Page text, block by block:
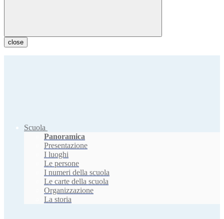
close
Scuola
Panoramica
Presentazione
I luoghi
Le persone
I numeri della scuola
Le carte della scuola
Organizzazione
La storia